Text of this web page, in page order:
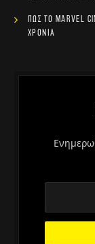
Πώς το Marvel
χρόνια